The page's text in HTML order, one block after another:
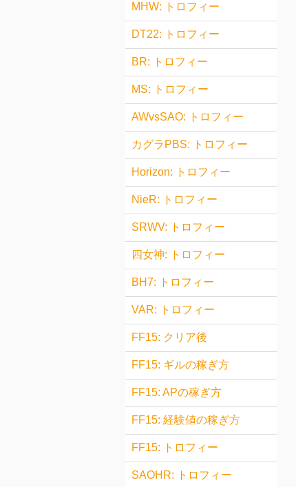
MHW: トロフィー
DT22: トロフィー
BR: トロフィー
MS: トロフィー
AWvsSAO: トロフィー
カグラPBS: トロフィー
Horizon: トロフィー
NieR: トロフィー
SRWV: トロフィー
四女神: トロフィー
BH7: トロフィー
VAR: トロフィー
FF15: クリア後
FF15: ギルの稼ぎ方
FF15: APの稼ぎ方
FF15: 経験値の稼ぎ方
FF15: トロフィー
SAOHR: トロフィー